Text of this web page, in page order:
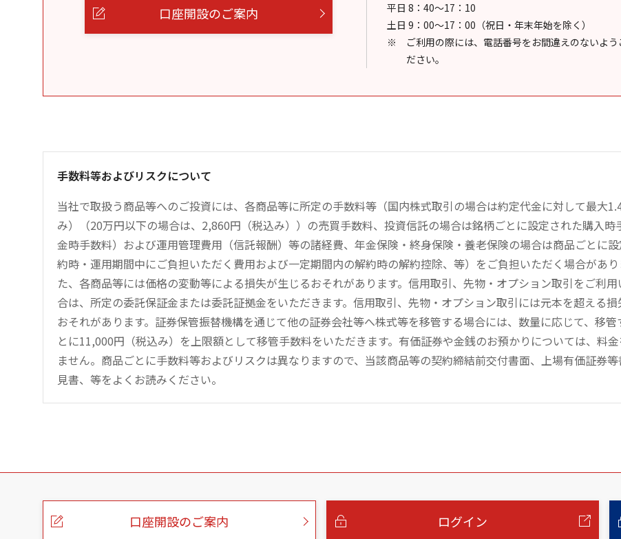
口座開設のご案内
平日 8：40～17：10
土日 9：00～17：00（祝日・年末年始を除く）
ご利用の際には、電話番号をお間違えのないよう
ださい。
手数料等およびリスクについて
当社で取扱う商品等へのご投資には、各商品等に所定の手数料等（国内株式取引の場合は約定代金に対して最大
み）（20万円以下の場合は、2,860円（税込み））の売買手数料、投資信託の場合は銘柄ごとに設定された購入時
金時手数料）および運用管理費用（信託報酬）等の諸経費、年金保険・終身保険・養老保険の場合は商品ごとに
約時・運用期間中にご負担いただく費用および一定期間内の解約時の解約控除、等）をご負担いただく場合があり
た、各商品等には価格の変動等による損失が生じるおそれがあります。信用取引、先物・オプション取引をご利
合は、所定の委託保証金または委託証拠金をいただきます。信用取引、先物・オプション取引には元本を超える損
おそれがあります。証券保管振替機構を通じて他の証券会社等へ株式等を移管する場合には、数量に応じて、移
とに11,000円（税込み）を上限額として移管手数料をいただきます。有価証券や金銭のお預かりについては、料
ません。商品ごとに手数料等およびリスクは異なりますので、当該商品等の契約締結前交付書面、上場有価証券
見書、等をよくお読みください。
こ
口座開設のご案内 ログイン